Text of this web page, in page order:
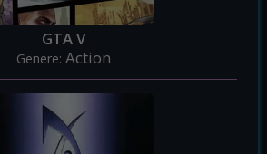
GTA V
Genere: Action